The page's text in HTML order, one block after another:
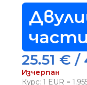
25.51 € /
Изчерпан
Курс: 1 EUR =